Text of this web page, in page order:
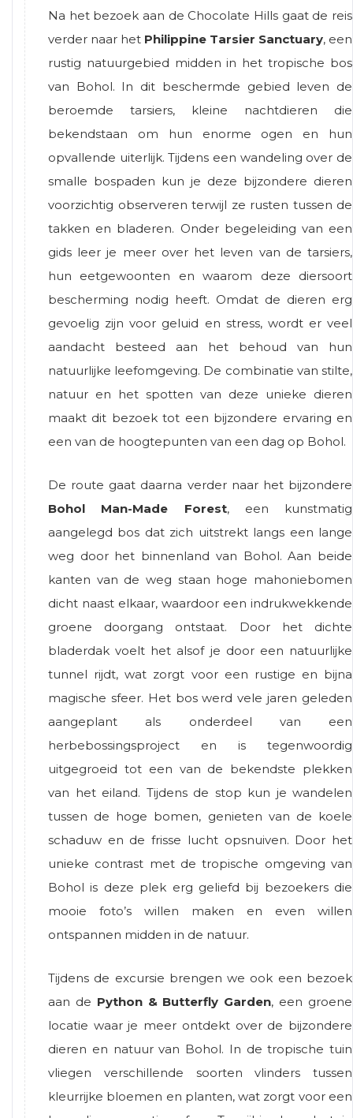
Na het bezoek aan de Chocolate Hills gaat de reis
verder naar het Philippine Tarsier Sanctuary, een
rustig natuurgebied midden in het tropische bos
van Bohol. In dit beschermde gebied leven de
beroemde tarsiers, kleine nachtdieren die
bekendstaan om hun enorme ogen en hun
opvallende uiterlijk. Tijdens een wandeling over de
smalle bospaden kun je deze bijzondere dieren
voorzichtig observeren terwijl ze rusten tussen de
takken en bladeren. Onder begeleiding van een
gids leer je meer over het leven van de tarsiers,
hun eetgewoonten en waarom deze diersoort
bescherming nodig heeft. Omdat de dieren erg
gevoelig zijn voor geluid en stress, wordt er veel
aandacht besteed aan het behoud van hun
natuurlijke leefomgeving. De combinatie van stilte,
natuur en het spotten van deze unieke dieren
maakt dit bezoek tot een bijzondere ervaring en
een van de hoogtepunten van een dag op Bohol.
De route gaat daarna verder naar het bijzondere
Bohol Man-Made Forest, een kunstmatig
aangelegd bos dat zich uitstrekt langs een lange
weg door het binnenland van Bohol. Aan beide
kanten van de weg staan hoge mahoniebomen
dicht naast elkaar, waardoor een indrukwekkende
groene doorgang ontstaat. Door het dichte
bladerdak voelt het alsof je door een natuurlijke
tunnel rijdt, wat zorgt voor een rustige en bijna
magische sfeer. Het bos werd vele jaren geleden
aangeplant als onderdeel van een
herbebossingsproject en is tegenwoordig
uitgegroeid tot een van de bekendste plekken
van het eiland. Tijdens de stop kun je wandelen
tussen de hoge bomen, genieten van de koele
schaduw en de frisse lucht opsnuiven. Door het
unieke contrast met de tropische omgeving van
Bohol is deze plek erg geliefd bij bezoekers die
mooie foto’s willen maken en even willen
ontspannen midden in de natuur.
Tijdens de excursie brengen we ook een bezoek
aan de Python & Butterfly Garden, een groene
locatie waar je meer ontdekt over de bijzondere
dieren en natuur van Bohol. In de tropische tuin
vliegen verschillende soorten vlinders tussen
kleurrijke bloemen en planten, wat zorgt voor een